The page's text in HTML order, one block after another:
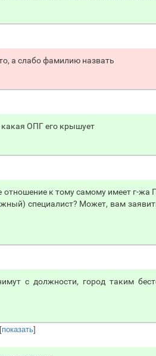
а слабо фамилию назвать
какая ОПГ его крышует
к тому самому имеет г-жа
специалист? Может, вам
с должности, город таким
[показать]